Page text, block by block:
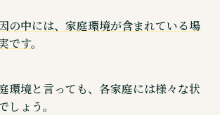
の中には、家庭環境が含まれている場
です。
環境と言っても、各家庭には様々な状
しょう。